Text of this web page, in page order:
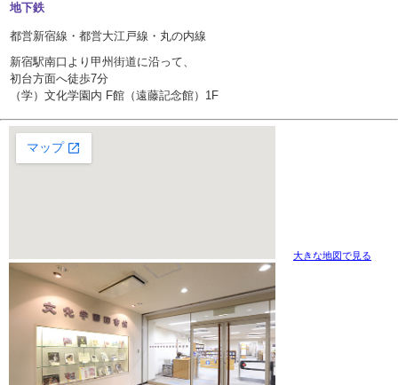
地下鉄
都営新宿線・都営大江戸線・丸の内線
新宿駅南口より甲州街道に沿って、
初台方面へ徒歩7分
（学）文化学園内 F館（遠藤記念館）1F
大きな地図で見る